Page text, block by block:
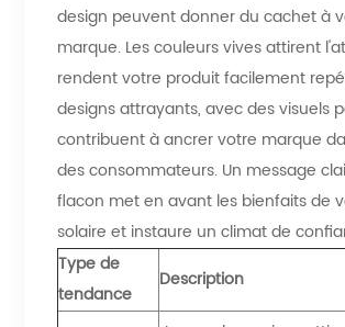
design peuvent donner du cachet à
marque. Les couleurs vives attirent
rendent votre produit facilement
designs attrayants, avec des visuels
contribuent à ancrer votre marque
des consommateurs. Un message
flacon met en avant les bienfaits de
solaire et instaure un climat de
Type de
tendance
Description